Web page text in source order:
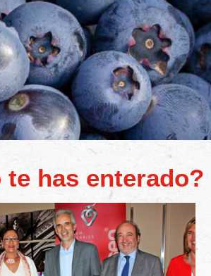
te has enterado?